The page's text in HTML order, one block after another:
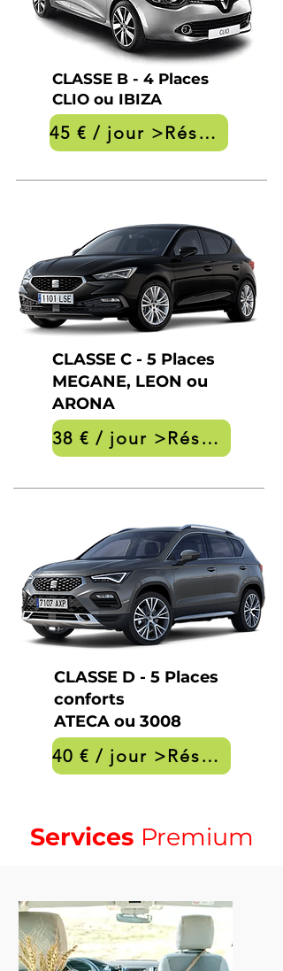
CLASSE B - 4 Places
CLIO ou IBIZA
45 € / jour >Réservation
CLASSE C - 5 Places
MEGANE, LEON ou
ARONA
38 € / jour >Réservation
CLASSE D - 5 Places
conforts
ATECA ou 3008
40 € / jour >Réservation
Services Premium